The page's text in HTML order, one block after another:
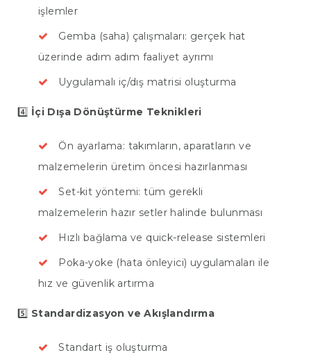
işlemler
Gemba (saha) çalışmaları: gerçek hat
üzerinde adım adım faaliyet ayrımı
Uygulamalı iç/dış matrisi oluşturma
4️⃣ İçi Dışa Dönüştürme Teknikleri
Ön ayarlama: takımların, aparatların ve
malzemelerin üretim öncesi hazırlanması
Set-kit yöntemi: tüm gerekli
malzemelerin hazır setler halinde bulunması
Hızlı bağlama ve quick-release sistemleri
Poka-yoke (hata önleyici) uygulamaları ile
hız ve güvenlik artırma
5️⃣ Standardizasyon ve Akışlandırma
Standart iş oluşturma